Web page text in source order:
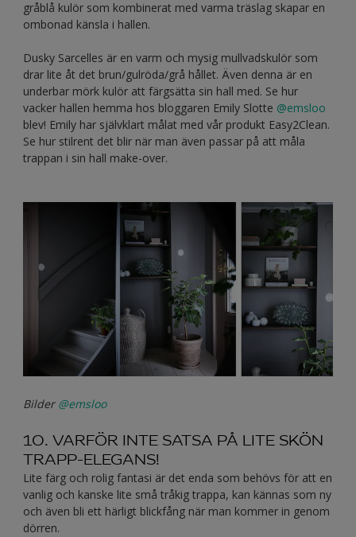
gråblå kulör som kombinerat med varma träslag skapar en
ombonad känsla i hallen.
Dusky Sarcelles är en varm och mysig mullvadskulör som
drar lite åt det brun/gulröda/grå hållet. Även denna är en
underbar mörk kulör att färgsätta sin hall med. Se hur
vacker hallen hemma hos bloggaren Emily Slotte @emsloo
blev! Emily har självklart målat med vår produkt Easy2Clean.
Se hur stilrent det blir när man även passar på att måla
trappan i sin hall make-over.
Bilder @emsloo
10. VARFÖR INTE SATSA PÅ LITE SKÖN
TRAPP-ELEGANS!
Lite färg och rolig fantasi är det enda som behövs för att en
vanlig och kanske lite små tråkig trappa, kan kännas som ny
och även bli ett härligt blickfång när man kommer in genom
dörren.